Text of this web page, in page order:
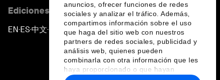
anuncios, ofrecer funciones de redes
sociales y analizar el tráfico. Además,
compartimos información sobre el uso
que haga del sitio web con nuestros
partners de redes sociales, publicidad y
análisis web, quienes pueden
combinarla con otra información que les
haya proporcionado o que hayan
Ediciones en otros idiomas
EN ▪ES▪中文▪ 日本語